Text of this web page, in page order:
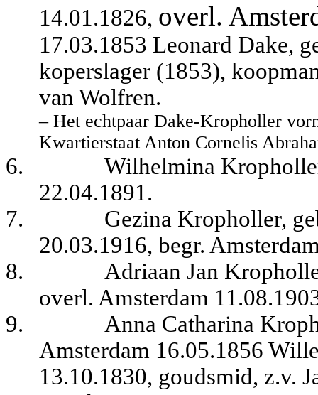
14.01.1826, overl.
17.03.1853 Leonard Dake,
koperslager (1853),
van Wolfren.
– Het echtpaar Dake-Kropholler
Kwartierstaat Anton Cornelis
6.
Wilhelmina
22.04.1891.
7.
Gezina Kropholler,
20.03.1916, begr.
8.
Adriaan Jan
overl. Amsterdam
9.
Anna Catharina
Amsterdam 16.05.1856
13.10.1830, goudsmid, z.v.